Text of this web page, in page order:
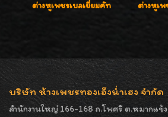
ต่างหูเพชรเบลเยี่ยมคัท
บริษัท ห้างเพชรทองเอ็งน่ำเฮง จำกัด
สำนักงานใหญ่ 166-168 ถ.โพศรี ต.หมากแข้ง